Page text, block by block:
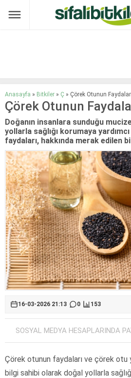
Anasayfa » Bitkiler » Ç » Çörek Otunun
Çörek Otunun
Doğanın insanlara sunduğu
yollarla sağlığı korumaya
faydaları, hakkında merak edilen
16-03-2026 21:13 0 153
SOSYAL MEDYA HESAPLARINDA
Çörek otunun faydaları ve çörek otu
bilgi sahibi olarak doğal yollarla